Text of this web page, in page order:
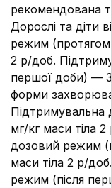
рекомендована
Дорослі та діти
режим
2 р/доб.
першої доби) — 3
форми
мг/кг маси тіла
дозовий режим
маси тіла 2 р/
режим (після